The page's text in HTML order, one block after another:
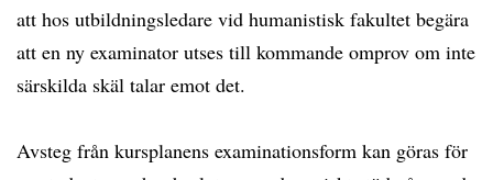
att hos utbildningsledare vid humanistisk fakultet begära
att en ny examinator utses till kommande omprov om inte
särskilda skäl talar emot det.
Avsteg från kursplanens examinationsform kan göras för